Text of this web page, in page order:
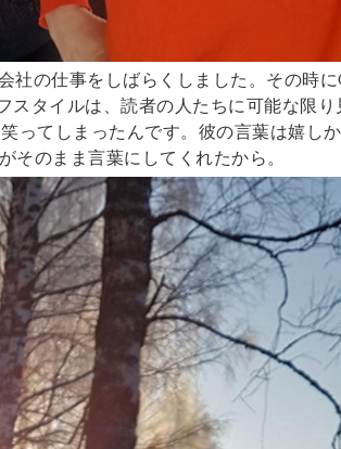
社の仕事をしばらくしました。その時
スタイルは、読者の人たちに可能な限
てしまったんです。彼の言葉は嬉しか
のまま言葉にしてくれたから。